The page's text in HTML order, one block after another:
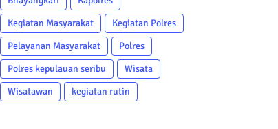
Kegiatan Masyarakat
Kegiatan Polres
Pelayanan Masyarakat
Polres
Polres kepulauan seribu
Wisata
Wisatawan
kegiatan rutin